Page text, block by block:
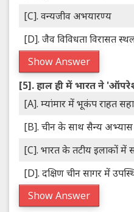
[C]. वन्यजीव अभयारण्य
[D]. जैव विविधता विरासत
Show Answer
[5].हाल ही में भारत ने
[A]. म्यांमार में भूकंप राहत
[B]. चीन के साथ सैन्य
[C]. भारत के तटीय इलाकों में
[D]. दक्षिण चीन सागर में
Show Answer